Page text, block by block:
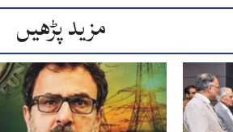
مزید پڑھیں